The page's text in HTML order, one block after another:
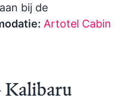
bij de
Artotel Cabin
Kalibaru